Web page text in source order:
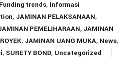
Funding trends, Informasi
, JAMINAN PELAKSANAAN,
PEMELIHARAAN, JAMINAN
, JAMINAN UANG MUKA, News,
, SURETY BOND, Uncategorized